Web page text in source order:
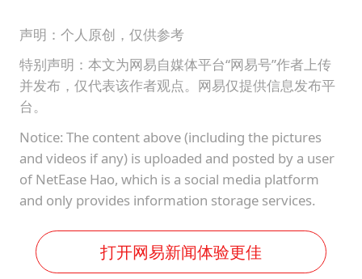
声明：个人原创，仅供参考
特别声明：本文为网易自媒体平台“网易号”作者上传
并发布，仅代表该作者观点。网易仅提供信息发布平
台。
Notice: The content above (including the pictures
and videos if any) is uploaded and posted by a user
of NetEase Hao, which is a social media platform
and only provides information storage services.
打开网易新闻体验更佳